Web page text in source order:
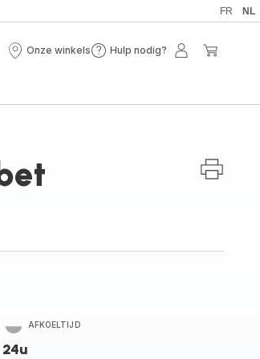
FR NL
Onze winkels
Onze
Hulp nodig?
Hulp
Mijn
AFKOELTIJD
24u